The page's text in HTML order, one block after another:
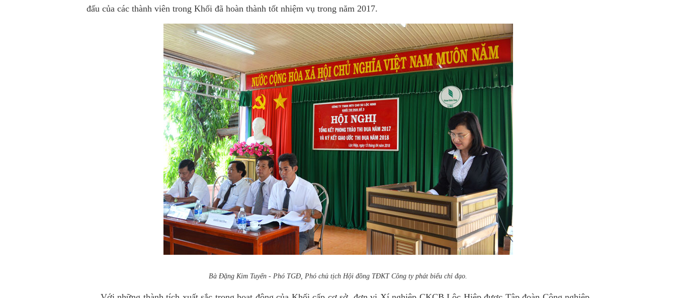
đấu của các thành viên trong Khối đã hoàn thành tốt nhiệm vụ trong năm 2017.
Bà Đặng Kim Tuyến - Phó TGĐ, Phó chủ tịch Hội đồng TĐKT Công ty phát biểu chỉ đạo.